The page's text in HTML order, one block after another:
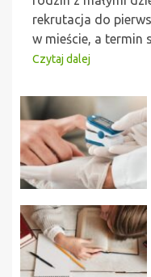
rekrutacja do
w mieście, a termin
Czytaj dalej